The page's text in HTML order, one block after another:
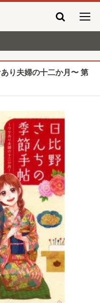
り夫婦の十二か月〜 第